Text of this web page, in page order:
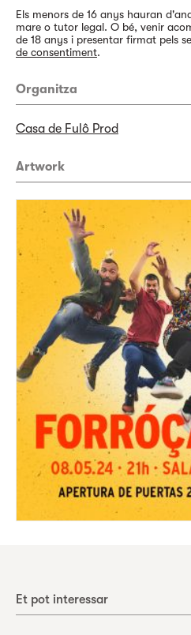
Els menors de 16 anys hauran
mare o tutor legal. O bé, venir
de 18 anys i presentar firmat pels
de consentiment.
Organitza
Casa de Fulô Prod
Artwork
Et pot interessar